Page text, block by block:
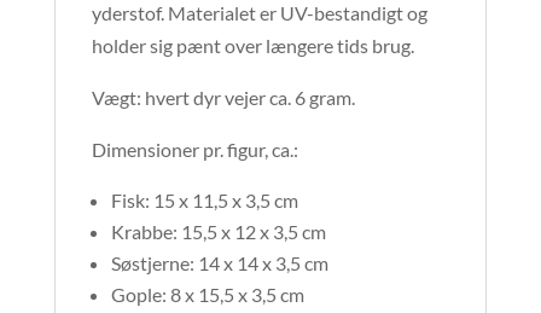
yderstof. Materialet er UV-bestandigt og
holder sig pænt over længere tids brug.
Vægt: hvert dyr vejer ca. 6 gram.
Dimensioner pr. figur, ca.:
Fisk: 15 x 11,5 x 3,5 cm
Krabbe: 15,5 x 12 x 3,5 cm
Søstjerne: 14 x 14 x 3,5 cm
Gople: 8 x 15,5 x 3,5 cm